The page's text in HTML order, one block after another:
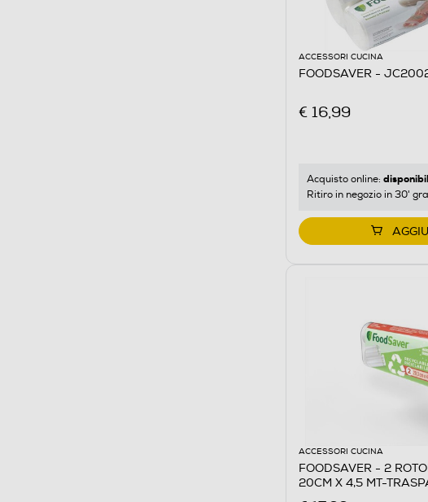
ACCESSORI CUCINA
FOODSAVER -
€ 16,99
Acquisto online:
Ritiro in negozio in 30'
ACCESSORI CUCINA
FOODSAVER - 2
20CM X 4,5 MT-